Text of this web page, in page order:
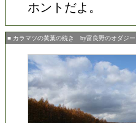
ホントだよ。
■ カラマツの黄葉の続き by富良野のオダジー